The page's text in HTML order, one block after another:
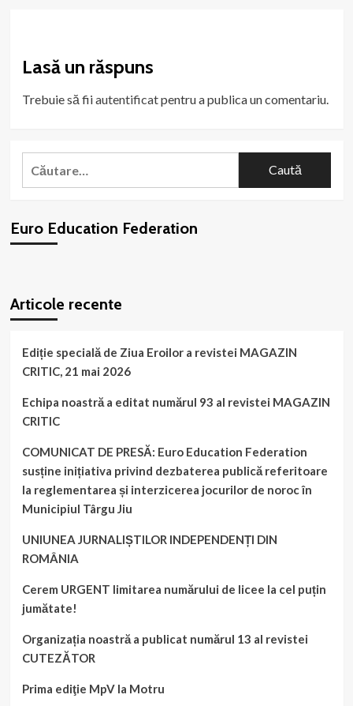
Lasă un răspuns
Trebuie să fiiautentificatpentru a publica un comentariu.
Caută
Euro Education Federation
Articole recente
Ediție specială de Ziua Eroilor a revistei MAGAZIN
CRITIC, 21 mai 2026
Echipa noastră a editat numărul 93 al revistei MAGAZIN
CRITIC
COMUNICAT DE PRESĂ: Euro Education Federation
susține inițiativa privind dezbaterea publică referitoare
la reglementarea și interzicerea jocurilor de noroc în
Municipiul Târgu Jiu
UNIUNEA JURNALIȘTILOR INDEPENDENȚI DIN
ROMÂNIA
Cerem URGENT limitarea numărului de licee la cel puțin
jumătate!
Organizația noastră a publicat numărul 13 al revistei
CUTEZĂTOR
Prima ediţie MpV la Motru